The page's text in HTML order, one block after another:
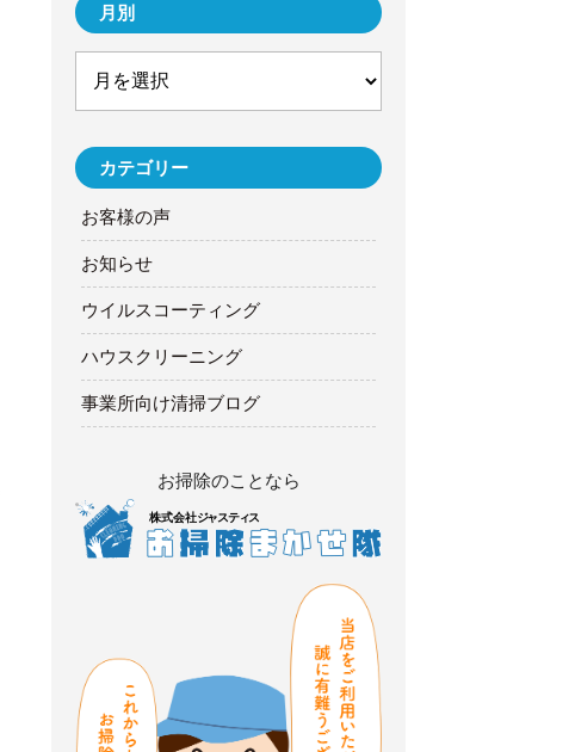
月別
カテゴリー
お客様の声
お知らせ
ウイルスコーティング
ハウスクリーニング
事業所向け清掃ブログ
お掃除のことなら